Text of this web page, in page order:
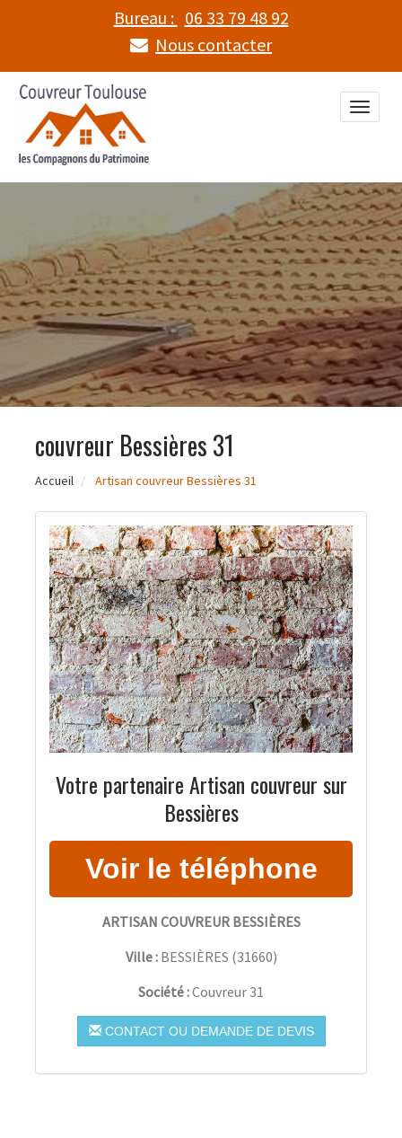
Bureau : 06 33 79 48 92
Nous contacter
Toggle
couvreur Bessières 31
Accueil Artisan couvreur Bessières 31
Votre partenaire Artisan couvreur sur
Bessières
ARTISAN COUVREUR BESSIÈRES
Ville : BESSIÈRES (31660)
Société :Couvreur 31
CONTACT OU DEMANDE DE DEVIS